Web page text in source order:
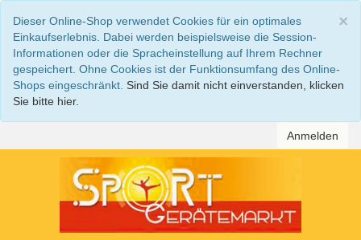
×
Dieser Online-Shop verwendet Cookies für ein optimales
Einkaufserlebnis. Dabei werden beispielsweise die Session-
Informationen oder die Spracheinstellung auf Ihrem Rechner
gespeichert. Ohne Cookies ist der Funktionsumfang des Online-
Shops eingeschränkt. Sind Sie damit nicht einverstanden, klicken
Sie bitte hier.
Anmelden